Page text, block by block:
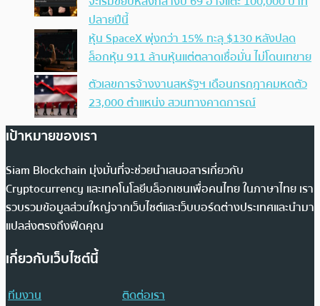
ปลายปีนี้
หุ้น SpaceX พุ่งกว่า 15% ทะลุ $130 หลังปลด
ล็อกหุ้น 911 ล้านหุ้นแต่ตลาดเชื่อมั่น ไม่โดนเทขาย
ตัวเลขการจ้างงานสหรัฐฯ เดือนกรกฎาคมหดตัว
23,000 ตำแหน่ง สวนทางคาดการณ์
เป้าหมายของเรา
Siam Blockchain มุ่งมั่นที่จะช่วยนำเสนอสารเกี่ยวกับ
Cryptocurrency และเทคโนโลยีบล็อกเชนเพื่อคนไทย ในภาษาไทย เรา
รวบรวมข้อมูลส่วนใหญ่จากเว็บไซต์และเว็บบอร์ดต่างประเทศและนำมา
แปลส่งตรงถึงฟีดคุณ
เกี่ยวกับเว็บไซต์นี้
ทีมงาน
ติดต่อเรา